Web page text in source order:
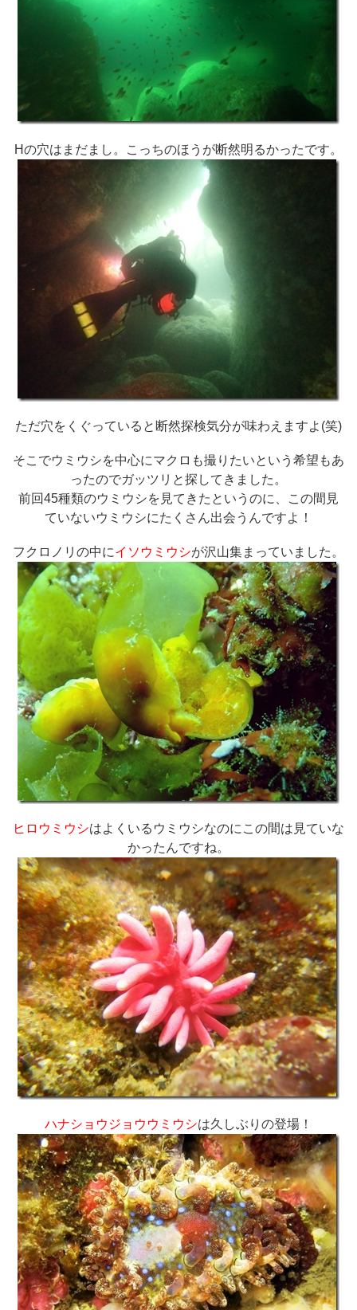
Hの穴はまだまし。こっちのほうが断然明るかったです。
ただ穴をくぐっていると断然探検気分が味わえますよ(笑)
そこでウミウシを中心にマクロも撮りたいという希望もあ
ったのでガッツリと探してきました。
前回45種類のウミウシを見てきたというのに、この間見
ていないウミウシにたくさん出会うんですよ！
フクロノリの中にイソウミウシが沢山集まっていました。
ヒロウミウシはよくいるウミウシなのにこの間は見ていな
かったんですね。
ハナショウジョウウミウシは久しぶりの登場！